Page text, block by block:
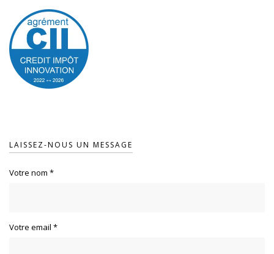
LAISSEZ-NOUS UN MESSAGE
Votre nom *
Votre email *